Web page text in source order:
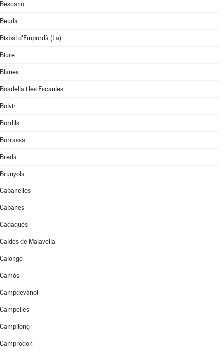
Bescanó
Beuda
Bisbal d'Empordà (La)
Biure
Blanes
Boadella i les Escaules
Bolvir
Bordils
Borrassà
Breda
Brunyola
Cabanelles
Cabanes
Cadaqués
Caldes de Malavella
Calonge
Camós
Campdevànol
Campelles
Campllong
Camprodon